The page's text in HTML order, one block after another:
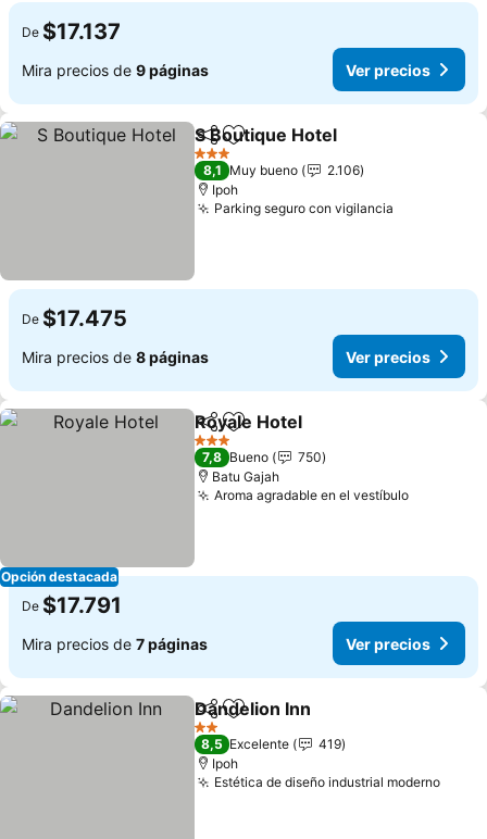
De $17.137
Mira precios de 9 páginas Ver precios
CompartirAgregar a favoritos
S Boutique Hotel
3 Estrellas
8,1 Muy bueno
2.106
Ipoh
Parking seguro con vigilancia
De $17.475
Mira precios de 8 páginas Ver precios
Opción destacada
CompartirAgregar a favoritos
Royale Hotel
3 Estrellas
7,8 Bueno
750
Batu Gajah
Aroma agradable en el vestíbulo
De $17.791
Mira precios de 7 páginas Ver precios
CompartirAgregar a favoritos
Dandelion Inn
2 Estrellas
8,5 Excelente
419
Ipoh
Estética de diseño industrial moderno